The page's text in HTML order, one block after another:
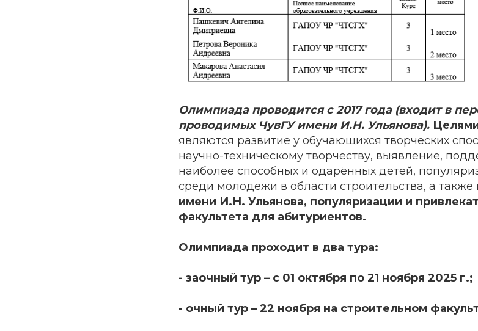
Олимпиада проводится с 2017 года (входит в
проводимых ЧувГУ имени И.Н. Ульянова).
являются развитие у обучающихся творческих
научно-техническому творчеству, выявление,
наиболее способных и одарённых детей,
среди молодежи в области строительства, а также
имени И.Н. Ульянова, популяризации и
факультета для абитуриентов.
Олимпиада проходит в два тура:
- заочный тур – c 01 октября по 21 ноября 2025 г.;
- очный тур – 22 ноября на строительном